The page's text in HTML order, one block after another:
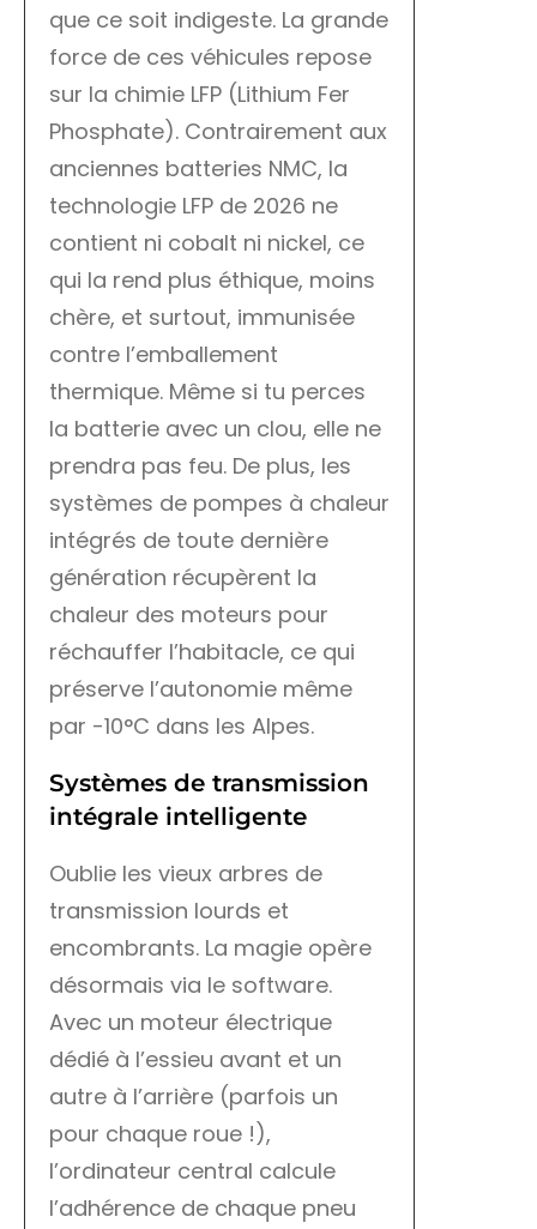
que ce soit indigeste. La grande
force de ces véhicules repose
sur la chimie LFP (Lithium Fer
Phosphate). Contrairement aux
anciennes batteries NMC, la
technologie LFP de 2026 ne
contient ni cobalt ni nickel, ce
qui la rend plus éthique, moins
chère, et surtout, immunisée
contre l’emballement
thermique. Même si tu perces
la batterie avec un clou, elle ne
prendra pas feu. De plus, les
systèmes de pompes à chaleur
intégrés de toute dernière
génération récupèrent la
chaleur des moteurs pour
réchauffer l’habitacle, ce qui
préserve l’autonomie même
par -10°C dans les Alpes.
Systèmes de transmission
intégrale intelligente
Oublie les vieux arbres de
transmission lourds et
encombrants. La magie opère
désormais via le software.
Avec un moteur électrique
dédié à l’essieu avant et un
autre à l’arrière (parfois un
pour chaque roue !),
l’ordinateur central calcule
l’adhérence de chaque pneu